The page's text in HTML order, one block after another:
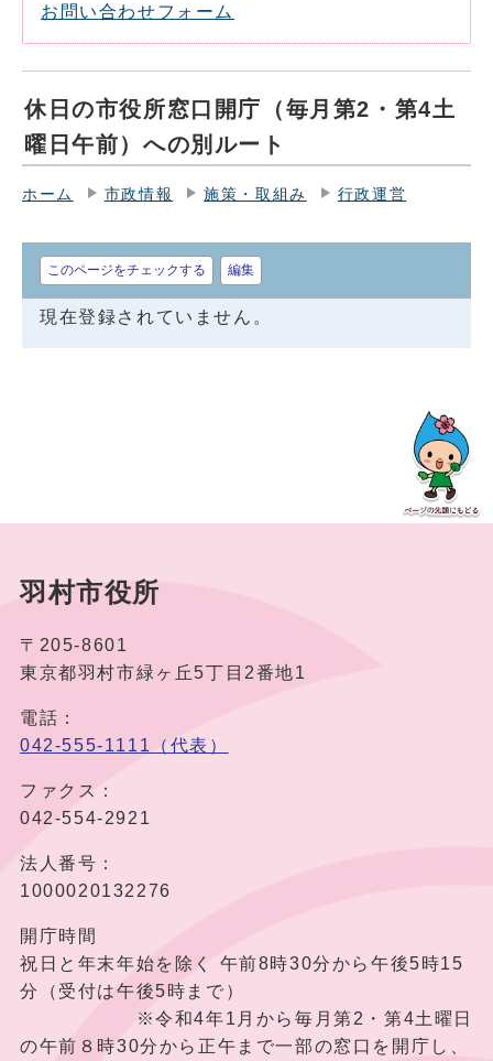
お問い合わせフォーム
休日の市役所窓口開庁（毎月第2・第4土
曜日午前）への別ルート
ホーム 市政情報 施策・取組み 行政運営
このページをチェックする 編集
現在登録されていません。
羽村市役所
〒205-8601
東京都羽村市緑ヶ丘5丁目2番地1
電話：
042-555-1111（代表）
ファクス：
042-554-2921
法人番号：
1000020132276
開庁時間
祝日と年末年始を除く 午前8時30分から午後5時15
分（受付は午後5時まで）
※令和4年1月から毎月第2・第4土曜日
の午前８時30分から正午まで一部の窓口を開庁し、